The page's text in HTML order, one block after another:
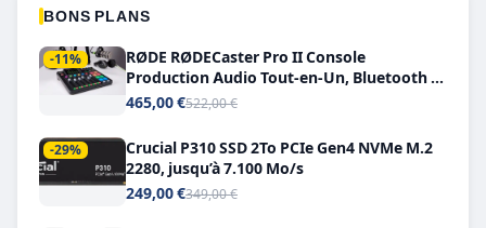
BONS PLANS
-11%
RØDE RØDECaster Pro II Console
Production Audio Tout-en-Un, Bluetooth et
Double USB-C
465,00 €522,00 €
-29%
Crucial P310 SSD 2To PCIe Gen4 NVMe M.2
2280, jusqu’à 7.100 Mo/s
249,00 €349,00 €